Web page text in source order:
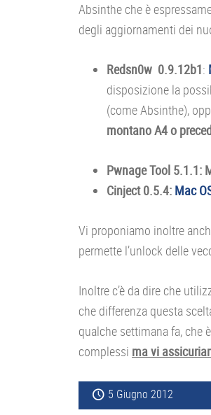
Absinthe che è
degli aggiornamenti dei
Redsn0w 0.9.12b1:
disposizione la
(come Absinthe),
montano A4 o
Pwnage Tool 5.1.1:
Cinject 0.5.4: Mac
Vi proponiamo inoltre
permette l’unlock delle
Inoltre c’è da dire che
che differenza questa
qualche settimana fa, che
complessi ma vi
5 Giugno 2012